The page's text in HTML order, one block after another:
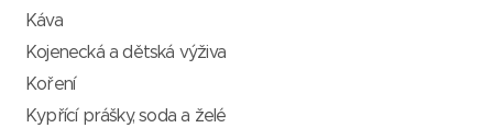
Káva
Kojenecká a dětská výživa
Koření
Kypřící prášky, soda a želé